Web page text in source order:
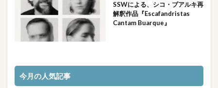
SSWによる、シコ・ブアルキ再
解釈作品『Escafandristas
Cantam Buarque』
今月の人気記事